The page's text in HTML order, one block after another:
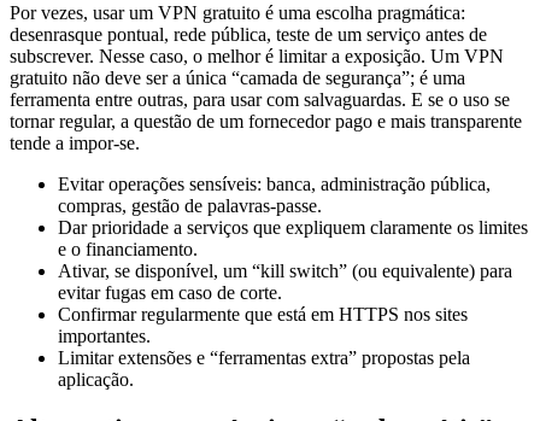
desenrasque pontual, rede pública, teste de um serviço antes de
subscrever. Nesse caso, o melhor é limitar a exposição. Um VPN
gratuito não deve ser a única “camada de segurança”; é uma
ferramenta entre outras, para usar com salvaguardas. E se o uso se
tornar regular, a questão de um fornecedor pago e mais transparente
tende a impor-se.
compras, gestão de palavras-passe.
Dar prioridade a serviços que expliquem claramente os limites
e o financiamento.
Ativar, se disponível, um “kill switch” (ou equivalente) para
evitar fugas em caso de corte.
Confirmar regularmente que está em HTTPS nos sites
importantes.
Limitar extensões e “ferramentas extra” propostas pela
aplicação.